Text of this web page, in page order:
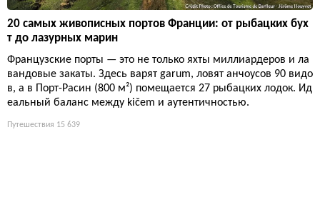
20 самых живописных портов Франции: от рыбацких бух
т до лазурных марин
Французские порты — это не только яхты миллиардеров и ла
вандовые закаты. Здесь варят garum, ловят анчоусов 90 видо
в, а в Порт-Расин (800 м²) помещается 27 рыбацких лодок. Ид
еальный баланс между kičem и аутентичностью.
Путешествия 15 639